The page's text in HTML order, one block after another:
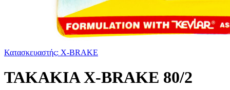
Κατασκευαστής: X-BRAKE
ΤΑΚΑΚΙΑ X-BRAKE 80/2